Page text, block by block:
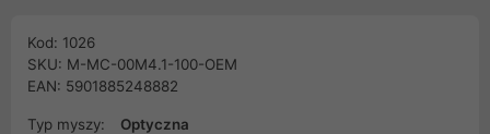
Kod: 1026
SKU: M-MC-00M4.1-100-OEM
EAN: 5901885248882
Typ myszy:
Optyczna